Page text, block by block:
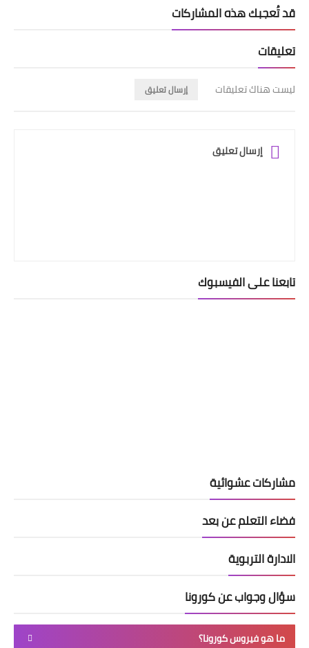
قد تُعجبك هذه المشاركات
تعليقات
ليست هناك تعليقات إرسال تعليق
إرسال تعليق
تابعنا على الفيسبوك
مشاركات عشوائية
فضاء التعلم عن بعد
الادارة التربوية
سؤال وجواب عن كورونا
ما هو فيروس كورونا؟